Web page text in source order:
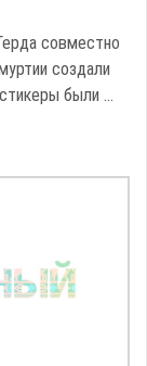
совместно
создали
были ...